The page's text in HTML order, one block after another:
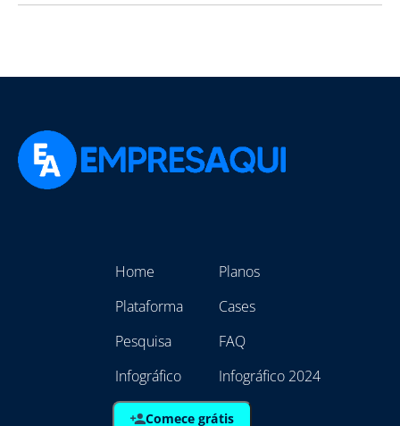
Home
Plataforma
Pesquisa
Infográfico
Planos
Cases
FAQ
Infográfico 2024
Comece grátis